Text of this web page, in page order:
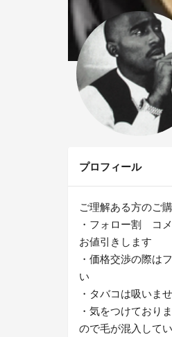
プロフィール
ご理解ある方のご
・フォロー割 コ
お値引きします
・価格交渉の際は
い
・タバコは吸いま
・気をつけており
ので毛が混入して